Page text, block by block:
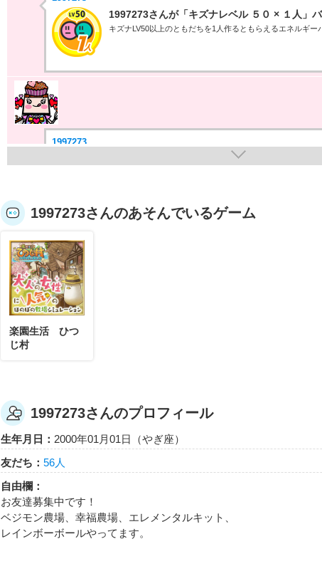
1997273さんが「キズナレベル ５０ × １人」
キズナLV50以上のともだちを1人作るともらえるエネルギー
1997273
1997273さんが「おでかけステージ右欧を１０
1997273
1997273
するのも、きっとフゼイがあっていいはず。また一歩宇宙に
1997273さんのあそんでいるゲーム
楽園生活 ひつ
じ村
1997273さんのプロフィール
生年月日： 2000年01月01日（やぎ座）
友だち： 56人
自由欄：
お友達募集中です！
ベジモン農場、幸福農場、エレメンタルキット、
レインボーボールやってます。